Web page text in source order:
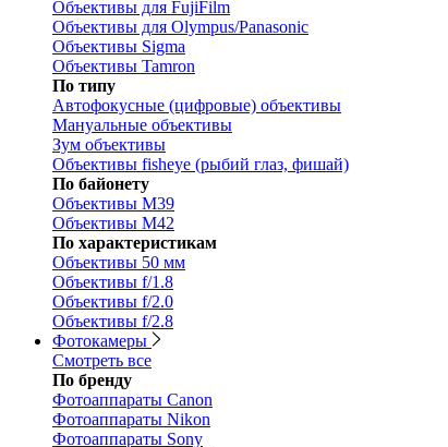
Объективы для FujiFilm
Объективы для Olympus/Panasonic
Объективы Sigma
Объективы Tamron
По типу
Автофокусные (цифровые) объективы
Мануальные объективы
Зум объективы
Объективы fisheye (рыбий глаз, фишай)
По байонету
Объективы M39
Объективы M42
По характеристикам
Объективы 50 мм
Объективы f/1.8
Объективы f/2.0
Объективы f/2.8
Фотокамеры
Смотреть все
По бренду
Фотоаппараты Canon
Фотоаппараты Nikon
Фотоаппараты Sony